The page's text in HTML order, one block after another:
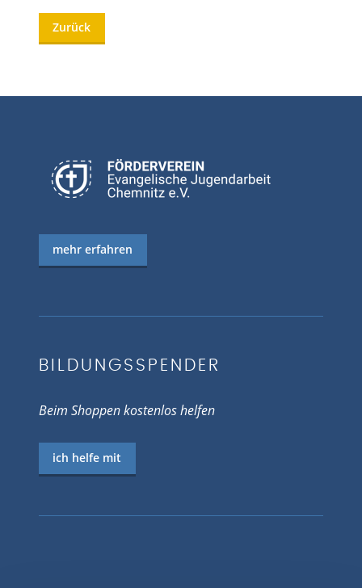
Zurück
mehr erfahren
BILDUNGSSPENDER
Beim Shoppen kostenlos helfen
ich helfe mit